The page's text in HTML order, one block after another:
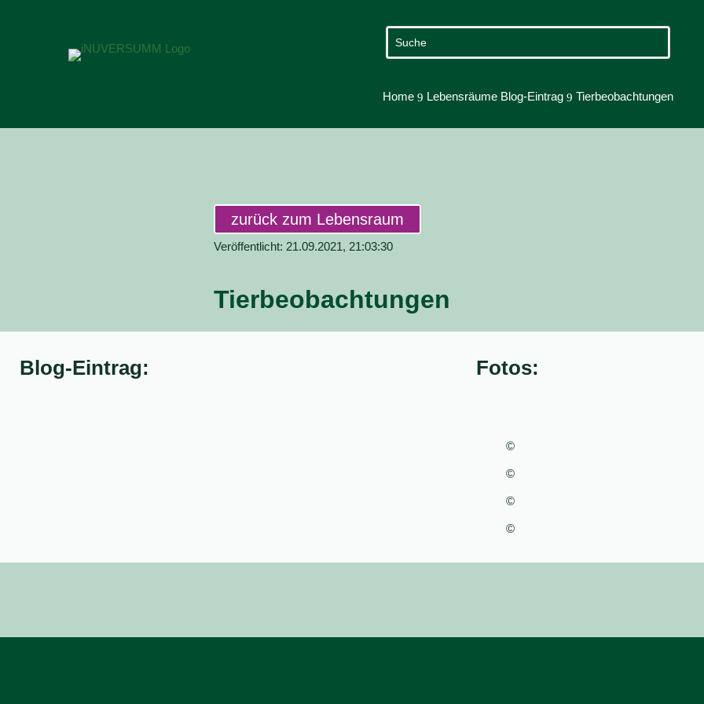
Home 9 Lebensräume Blog-Eintrag 9 Tierbeobachtungen
zurück zum Lebensraum
Veröffentlicht: 21.09.2021, 21:03:30
Tierbeobachtungen
Blog-Eintrag: Fotos:
©
©
©
©